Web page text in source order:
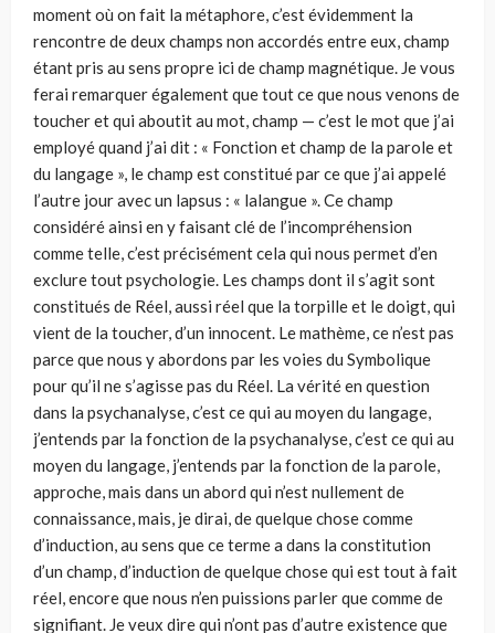
moment où on fait la métaphore, c’est évidemment la
rencontre de deux champs non accordés entre eux, champ
étant pris au sens propre ici de champ magnétique. Je vous
ferai remarquer également que tout ce que nous venons de
toucher et qui aboutit au mot, champ — c’est le mot que j’ai
employé quand j’ai dit : « Fonction et champ de la parole et
du langage », le champ est constitué par ce que j’ai appelé
l’autre jour avec un lapsus : « lalangue ». Ce champ
considéré ainsi en y faisant clé de l’incompréhension
comme telle, c’est précisément cela qui nous permet d’en
exclure tout psychologie. Les champs dont il s’agit sont
constitués de Réel, aussi réel que la torpille et le doigt, qui
vient de la toucher, d’un innocent. Le mathème, ce n’est pas
parce que nous y abordons par les voies du Symbolique
pour qu’il ne s’agisse pas du Réel. La vérité en question
dans la psychanalyse, c’est ce qui au moyen du langage,
j’entends par la fonction de la psychanalyse, c’est ce qui au
moyen du langage, j’entends par la fonction de la parole,
approche, mais dans un abord qui n’est nullement de
connaissance, mais, je dirai, de quelque chose comme
d’induction, au sens que ce terme a dans la constitution
d’un champ, d’induction de quelque chose qui est tout à fait
réel, encore que nous n’en puissions parler que comme de
signifiant. Je veux dire qui n’ont pas d’autre existence que